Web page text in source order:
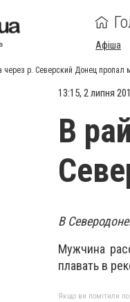
Афіша
через р. Северский Донец пропал
13:15, 2 липня
В
В
Мужчина
плавать в
Якщо ви помітили